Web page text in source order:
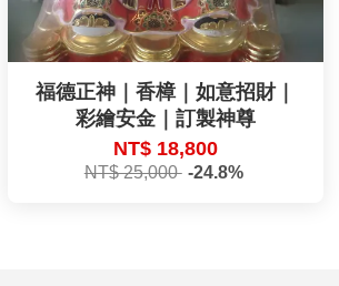
福德正神｜香樟｜如意招財｜
彩繪安金｜訂製神尊
NT$ 18,800
NT$ 25,000 -24.8%